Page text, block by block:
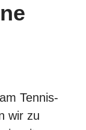
Tennis-
wir zu